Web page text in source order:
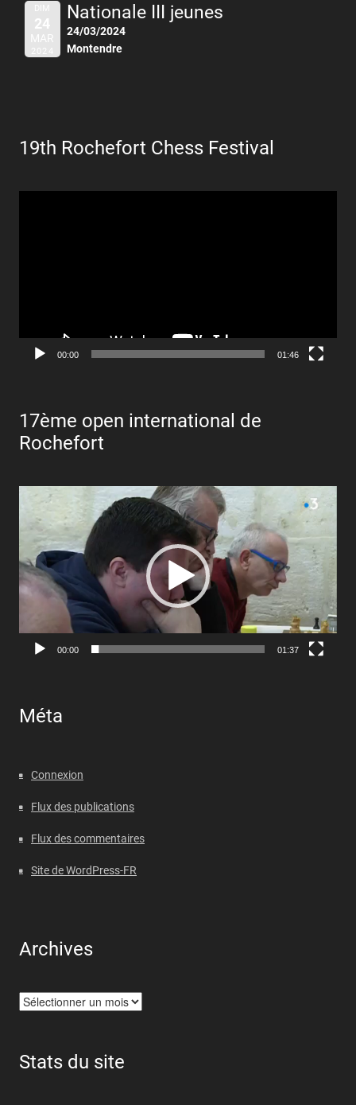
DIM
24
MAR
2024
Nationale III jeunes
24/03/2024
Montendre
19th Rochefort Chess Festival
00:00 01:46
17ème open international de
Rochefort
Lecteur
00:00 01:37
Méta
Connexion
Flux des publications
Flux des commentaires
Site de WordPress-FR
Archives
Archives
Stats du site